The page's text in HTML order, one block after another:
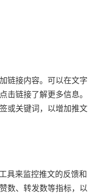
链接内容。可以在文字
击链接了解更多信息。
或关键词，以增加推文
具来监控推文的反馈和
数、转发数等指标，以